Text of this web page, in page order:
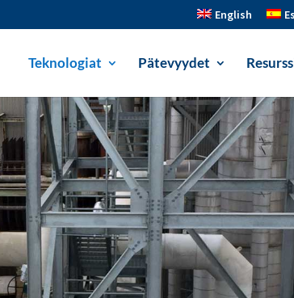
English
Teknologiat Pätevyydet